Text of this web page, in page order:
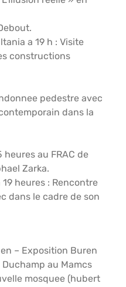
a 19 h : Visite
constructions
pedestre avec
dans la
heures au FRAC de
Zarka.
heures : Rencontre
dans le cadre de son
– Exposition Buren
au Mamcs
mosquee (hubert